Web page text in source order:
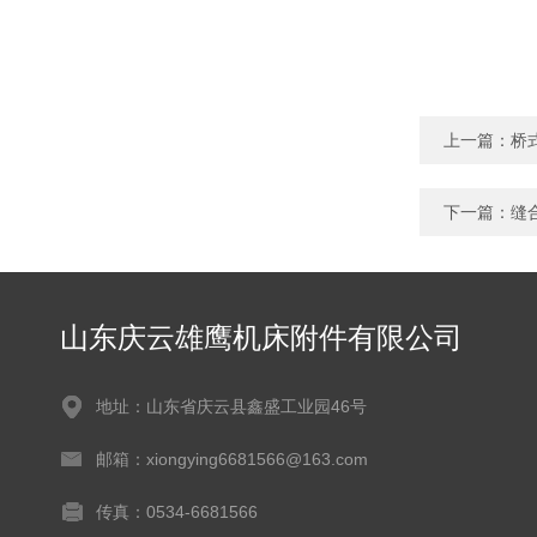
上一篇： 桥
下一篇： 缝
山东庆云雄鹰机床附件有限公司
地址：山东省庆云县鑫盛工业园46号
邮箱：xiongying6681566@163.com
传真：0534-6681566